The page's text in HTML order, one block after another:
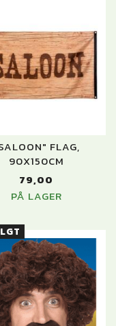
FLAG,
90X150CM
79,00
PÅ LAGER